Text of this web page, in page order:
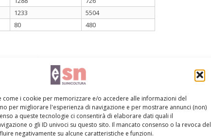
come i cookie per memorizzare e/o accedere alle informazioni del
per migliorare l'esperienza di navigazione e per mostrare annunci (non)
a queste tecnologie ci consentirà di elaborare dati quali il
o gli ID univoci su questo sito. Il mancato consenso o la revoca del
negativamente su alcune caratteristiche e funzioni.
1233
5504
80 480
prese in considerazione, nuove razze
la specie suina, alle razze autoctone
Siciliana e Sarda, è stata aggiunta una
interessante esempio di ricostruzione di
Il suino Nero di Parma, inizialmente